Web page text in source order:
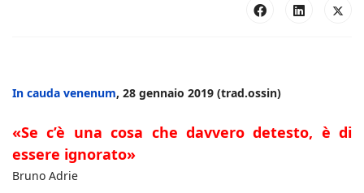
In cauda venenum, 28 gennaio 2019 (trad.ossin)
«Se c’è una cosa che davvero detesto, è di
essere ignorato»
Bruno Adrie